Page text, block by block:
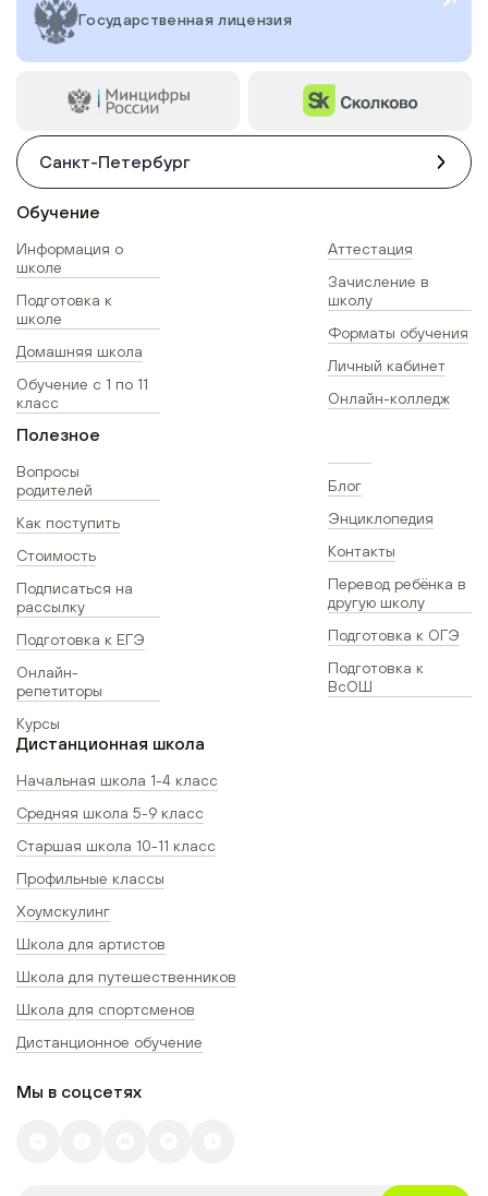
Государственная лицензия
Санкт-Петербург
Обучение
Информация о
школе
Подготовка к
школе
Домашняя школа
Обучение с 1 по 11
класс
Аттестация
Зачисление в
школу
Форматы обучения
Личный кабинет
Онлайн-колледж
Полезное
Вопросы
родителей
Как поступить
Стоимость
Подписаться на
рассылку
Подготовка к ЕГЭ
Онлайн-
репетиторы
Курсы
Блог
Энциклопедия
Контакты
Перевод ребёнка в
другую школу
Подготовка к ОГЭ
Подготовка к
ВсОШ
Дистанционная школа
Начальная школа 1-4 класс
Средняя школа 5-9 класс
Старшая школа 10-11 класс
Профильные классы
Хоумскулинг
Школа для артистов
Школа для путешественников
Школа для спортсменов
Дистанционное обучение
Мы в соцсетях